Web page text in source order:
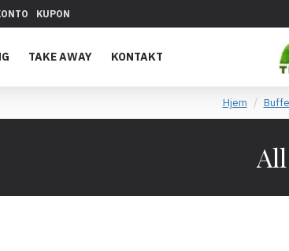
KUPON
TAKE AWAY KONTAKT
Hjem